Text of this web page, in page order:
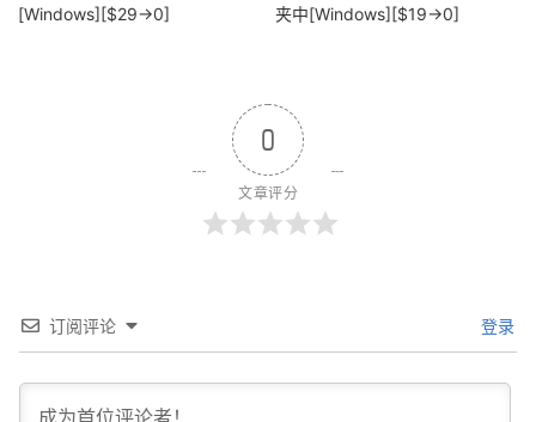
[Windows][$29→0]
夹中[Windows][$19→0]
0
文章评分
订阅评论 登录